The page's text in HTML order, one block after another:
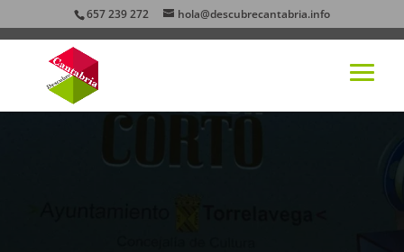
657 239 272 hola@descubrecantabria.info